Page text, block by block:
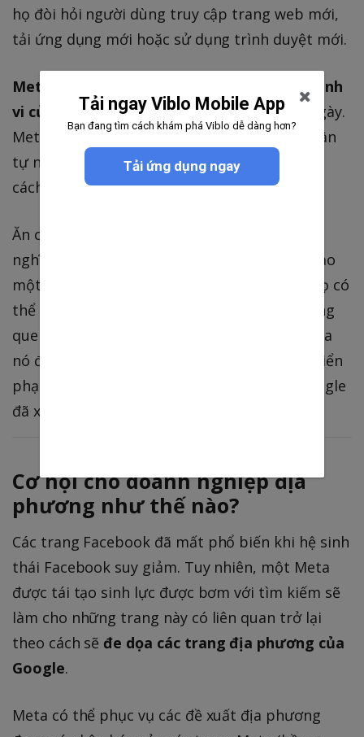
họ đòi hỏi người dùng truy cập trang web mới,
tải ứng dụng mới hoặc sử dụng trình duyệt mới.
Meta không cần thuyết phục ai thay đổi hành
vi của họ.
3.58 tỷ người sử dụng Meta mỗi ngày.
Meta chỉ cần làm cho tìm kiếm trở thành phần
tự nhiên của trải nghiệm đang diễn ra. Đó là
cách bán dễ dàng hơn nhiều.
Ăn cắp vương miện của Google không phải
nghĩa là chiếm 51% thị trường tìm kiếm — cạo
một vài điểm phần trăm khỏi thị phần của họ có
thể là thảm họa. Khi Meta làm cho người dùng
quen thuộc hơn với việc sử dụng nền tảng của
nó để khám phá thông tin, nó có thể phát triển
phạm vi của mình trên tất cả các nơi mà Google
đã xây dựng sự thống trị.
Cơ hội cho doanh nghiệp địa
phương như thế nào?
Các trang Facebook đã mất phổ biến khi hệ sinh
thái Facebook suy giảm. Tuy nhiên, một Meta
được tái tạo sinh lực được bơm với tìm kiếm sẽ
làm cho những trang này có liên quan trở lại
theo cách sẽ đe dọa các trang địa phương của
Google.
Meta có thể phục vụ các đề xuất địa phương
Tải ngay Viblo Mobile App
Bạn đang tìm cách khám phá Viblo dễ dàng hơn?
Tải ứng dụng ngay